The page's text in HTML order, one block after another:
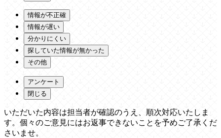
情報が不正確
情報が遅い
分かりにくい
探していた情報が無かった
その他
アンケート
閉じる
いただいた内容は担当者が確認のうえ、順次対応いたしま
す。個々のご意見にはお返事できないことを予めご了承くだ
さいませ。